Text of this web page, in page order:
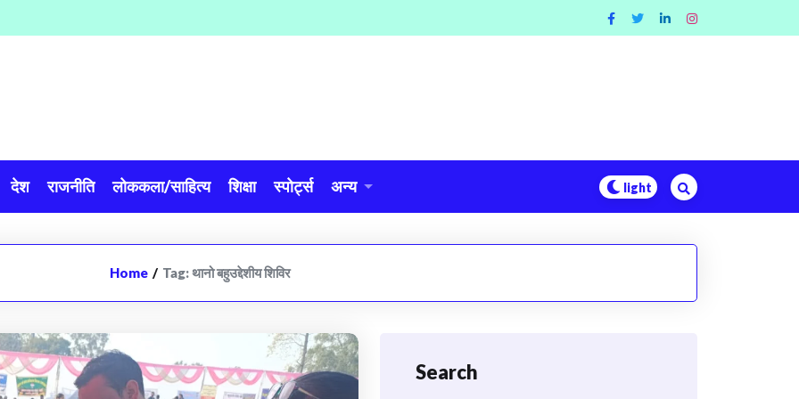
देश राजनीति लोककला/साहित्य शिक्षा स्पोर्ट्स अन्य
Home / Tag:थानो बहुउद्देशीय शिविर
Search